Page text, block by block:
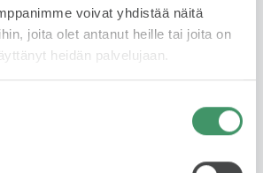
voivat yhdistää näitä
joita olet antanut heille tai joita on
heidän palvelujaan.